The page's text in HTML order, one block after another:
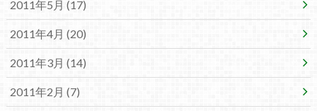
2011年5月 (17)
2011年4月 (20)
2011年3月 (14)
2011年2月 (7)